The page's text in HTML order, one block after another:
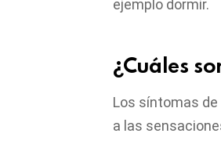
ejemplo dormir.
¿Cuáles
Los síntomas
a las